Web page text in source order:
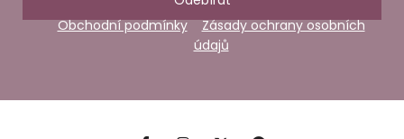
Obchodní podmínky
Zásady ochrany osobních
údajů